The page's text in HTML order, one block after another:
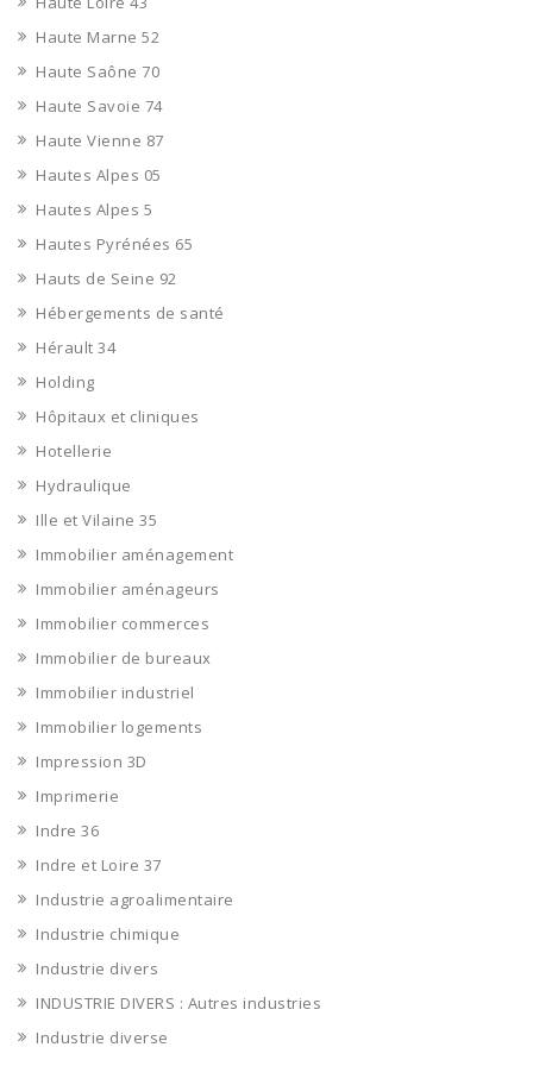
Haute Marne 52
Haute Saône 70
Haute Savoie 74
Haute Vienne 87
Hautes Alpes 05
Hautes Alpes 5
Hautes Pyrénées 65
Hauts de Seine 92
Hébergements de santé
Hérault 34
Holding
Hôpitaux et cliniques
Hotellerie
Hydraulique
Ille et Vilaine 35
Immobilier aménagement
Immobilier aménageurs
Immobilier commerces
Immobilier de bureaux
Immobilier industriel
Immobilier logements
Impression 3D
Imprimerie
Indre 36
Indre et Loire 37
Industrie agroalimentaire
Industrie chimique
Industrie divers
INDUSTRIE DIVERS : Autres industries
Industrie diverse